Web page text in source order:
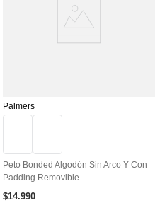
Palmers
Peto Bonded Algodón Sin Arco Y Con
Padding Removible
$14.990